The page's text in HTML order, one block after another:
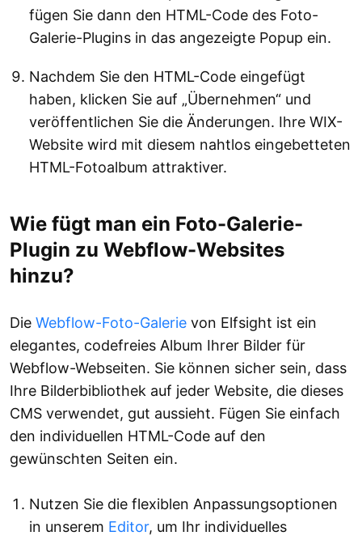
fügen Sie dann den HTML-Code des Foto-
Galerie-Plugins in das angezeigte Popup ein.
Nachdem Sie den HTML-Code eingefügt
haben, klicken Sie auf „Übernehmen“ und
veröffentlichen Sie die Änderungen. Ihre WIX-
Website wird mit diesem nahtlos eingebetteten
HTML-Fotoalbum attraktiver.
Wie fügt man ein Foto-Galerie-
Plugin zu Webflow-Websites
hinzu?
Die Webflow-Foto-Galerie von Elfsight ist ein
elegantes, codefreies Album Ihrer Bilder für
Webflow-Webseiten. Sie können sicher sein, dass
Ihre Bilderbibliothek auf jeder Website, die dieses
CMS verwendet, gut aussieht. Fügen Sie einfach
den individuellen HTML-Code auf den
gewünschten Seiten ein.
Nutzen Sie die flexiblen Anpassungsoptionen
in unserem Editor, um Ihr individuelles